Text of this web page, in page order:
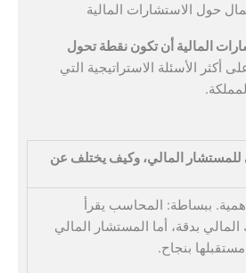
حول الاستشارات المالية
المالية أن تكون نقطة تحول
أكثر الأسئلة الاستراتيجية التي
للمستشار المالي، وكيف يختلف عن
ببساطة: المحاسب يقرأ
بدقة، أما المستشار المالي
بنجاح.